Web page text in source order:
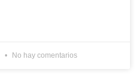
No hay comentarios